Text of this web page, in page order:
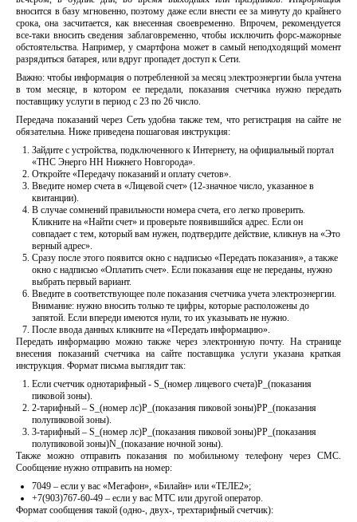
вносится в базу мгновенно, поэтому даже если внести ее за минуту до крайнего
срока, она засчитается, как внесенная своевременно. Впрочем, рекомендуется
все-таки вносить сведения заблаговременно, чтобы исключить форс-мажорные
обстоятельства. Например, у смартфона может в самый неподходящий момент
разрядиться батарея, или вдруг пропадет доступ к Сети.
Важно: чтобы информация о потребленной за месяц электроэнергии была учтена
в том месяце, в котором ее передали, показания счетчика нужно передать
поставщику услуги в период с 23 по 26 число.
Передача показаний через Сеть удобна также тем, что регистрация на сайте не
обязательна. Ниже приведена пошаговая инструкция:
Зайдите с устройства, подключенного к Интернету, на официальный портал
«ТНС Энерго НН Нижнего Новгорода».
Откройте «Передачу показаний и оплату счетов».
Введите номер счета в «Лицевой счет» (12-значное число, указанное в
квитанции).
В случае сомнений правильности номера счета, его легко проверить.
Кликните на «Найти счет» и проверьте появившийся адрес. Если он
совпадает с тем, который вам нужен, подтвердите действие, кликнув на «Это
верный адрес».
Сразу после этого появится окно с надписью «Передать показания», а также
окно с надписью «Оплатить счет». Если показания еще не переданы, нужно
выбрать первый вариант.
Введите в соответствующее поле показания счетчика учета электроэнергии.
Внимание: нужно вносить только те цифры, которые расположены до
запятой. Если впереди имеются нули, то их указывать не нужно.
После ввода данных кликните на «Передать информацию».
Передать информацию можно также через электронную почту. На странице
внесения показаний счетчика на сайте поставщика услуги указана краткая
инструкция. Формат письма выглядит так:
Если счетчик однотарифный - S_(номер лицевого счета)P_(показания
пиковой зоны).
2-тарифный – S_(номер лс)P_(показания пиковой зоны)РР_(показания
полупиковой зоны).
3-тарифный – S_(номер лс)P_(показания пиковой зоны)РР_(показания
полупиковой зоны)N_(показание ночной зоны).
Также можно отправить показания по мобильному телефону через СМС.
Сообщение нужно отправить на номер:
7049 – если у вас «Мегафон», «Билайн» или «ТЕЛЕ2»;
+7(903)767-60-49 – если у вас МТС или другой оператор.
Формат сообщения такой (одно-, двух-, трехтарифный счетчик):